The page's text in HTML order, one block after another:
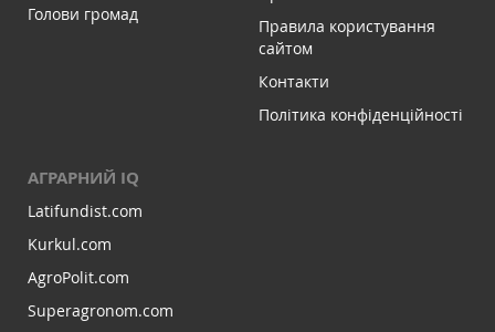
Голови громад
Правила користування
сайтом
Контакти
Політика конфіденційності
АГРАРНИЙ IQ
Latifundist.com
Kurkul.com
AgroPolit.com
Superagronom.com